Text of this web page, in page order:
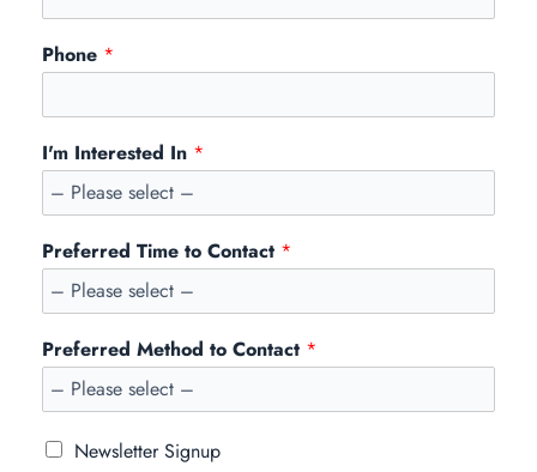
Phone *
I'm Interested In *
Preferred Time to Contact *
Preferred Method to Contact *
Newsletter Signup